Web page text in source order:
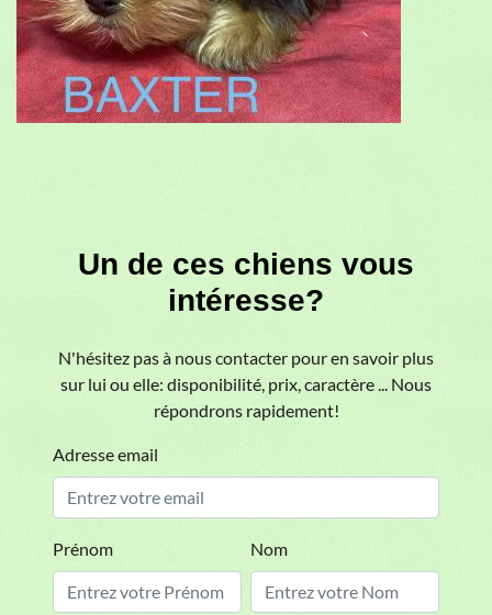
Un de ces chiens vous
intéresse?
N'hésitez pas à nous contacter pour en savoir plus
sur lui ou elle: disponibilité, prix, caractère ... Nous
répondrons rapidement!
Adresse email
Prénom Nom